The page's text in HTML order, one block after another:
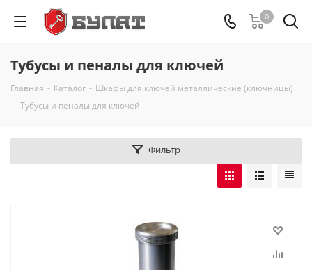
0
Тубусы и пеналы для ключей
Главная - Каталог - Шкафы для ключей металлические (ключницы)
- Тубусы и пеналы для ключей
Фильтр